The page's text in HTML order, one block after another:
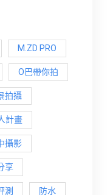
M.ZD PRO
O巴帶你拍
拍攝
計畫
攝影
享
測 防水